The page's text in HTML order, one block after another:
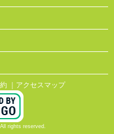
｜アクセスマップ
rights reserved.